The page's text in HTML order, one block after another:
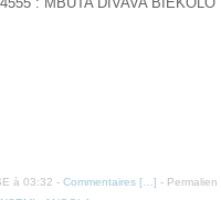
à 03:32 - Commentaires [ ] - Permalien